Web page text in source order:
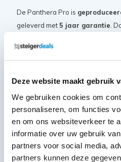
Deze website maakt gebruik
We gebruiken cookies om
personaliseren, om functies
en om ons websiteverkeer te
informatie over uw gebruik
partners voor social media,
partners kunnen deze
De Panthera Pro is
geleverd met5 jaar garantie .
afwerking en modulaire opbouw
uit te breiden met accessoires
Samenstelling:
+